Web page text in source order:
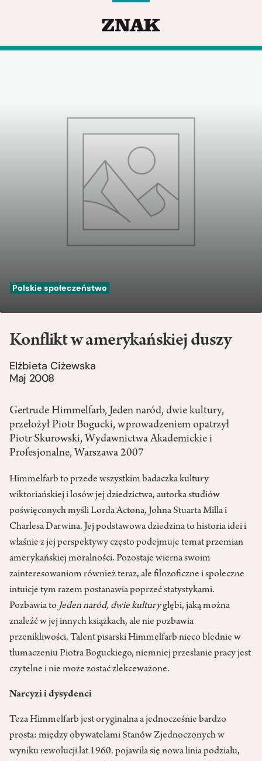
Polskie społeczeństwo
Konflikt w amerykańskiej duszy
Elżbieta Ciżewska
Maj 2008
Gertrude Himmelfarb, Jeden naród, dwie kultury,
przełożył Piotr Bogucki, wprowadzeniem opatrzył
Piotr Skurowski, Wydawnictwa Akademickie i
Profesjonalne, Warszawa 2007
Himmelfarb to przede wszystkim badaczka kultury
wiktoriańskiej i losów jej dziedzictwa, autorka studiów
poświęconych myśli Lorda Actona, Johna Stuarta Milla i
Charlesa Darwina. Jej podstawowa dziedzina to historia idei i
właśnie z jej perspektywy często podejmuje temat przemian
amerykańskiej moralności. Pozostaje wierna swoim
zainteresowaniom również teraz, ale filozoficzne i społeczne
intuicje tym razem postanawia poprzeć statystykami.
Pozbawia to Jeden naród, dwie kulturygłębi, jaką można
znaleźć w jej innych książkach, ale nie pozbawia
przenikliwości. Talent pisarski Himmelfarb nieco blednie w
tłumaczeniu Piotra Boguckiego, niemniej przesłanie pracy jest
czytelne i nie może zostać zlekceważone.
Narcyzi i dysydenci
Teza Himmelfarb jest oryginalna a jednocześnie bardzo
prosta: między obywatelami Stanów Zjednoczonych w
wyniku rewolucji lat 1960. pojawiła się nowa linia podziału,